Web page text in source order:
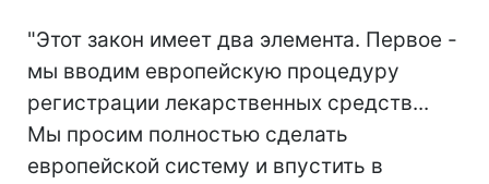
"Этот закон имеет два элемента. Первое -
мы вводим европейскую процедуру
регистрации лекарственных средств...
Мы просим полностью сделать
европейской систему и впустить в